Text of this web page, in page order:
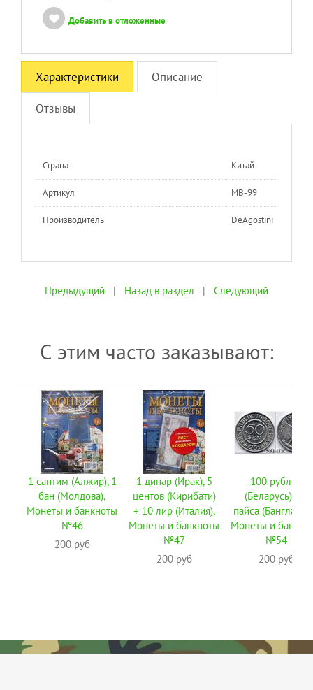
Добавить в отложенные
Характеристики Описание
Отзывы
Страна Китай
Артикул MB-99
Производитель DeAgostini
Предыдущий | Назад в раздел | Следующий
С этим часто заказывают:
1 сантим (Алжир), 1
бан (Молдова),
Монеты и банкноты
№46
200 руб
1 динар (Ирак), 5
центов (Кирибати)
+ 10 лир (Италия),
Монеты и банкноты
№47
200 руб
100 рублей
(Беларусь), 10
пайса
Монеты и
№54
200 руб